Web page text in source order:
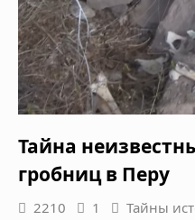
Тайна
гробниц в Перу
2210 1 Тайны